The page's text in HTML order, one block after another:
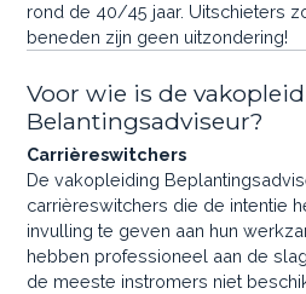
rond de 40/45 jaar. Uitschieters
beneden zijn geen uitzondering!
Voor wie is de
Belantingsadviseur?
Carrièreswitchers
De vakopleiding
carrièreswitchers die de intentie
invulling te geven aan hun
hebben professioneel aan de
de meeste instromers niet